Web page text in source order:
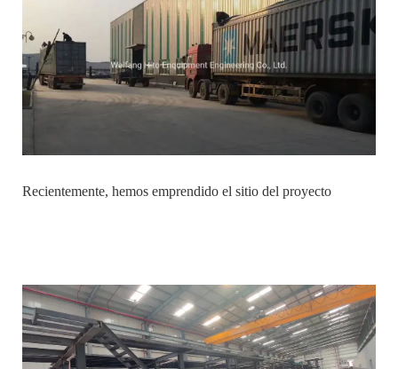
Recientemente, hemos emprendido el sitio del proyecto